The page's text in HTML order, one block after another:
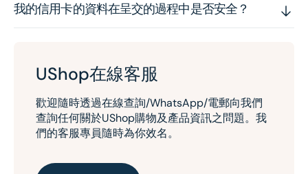
我的信用卡的資料在呈交的過程中是否安全？
UShop在線客服
歡迎隨時透過在線查詢/WhatsApp/電郵向我們
查詢任何關於UShop購物及產品資訊之問題。我
們的客服專員隨時為你效名。